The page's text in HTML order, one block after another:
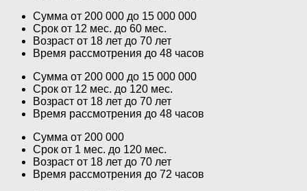
Сумма от 200 000 до 15 000 000
Срок от 12 мес. до 60 мес.
Возраст от 18 лет до 70 лет
Время рассмотрения до 48 часов
Сумма от 200 000 до 15 000 000
Срок от 12 мес. до 120 мес.
Возраст от 18 лет до 70 лет
Время рассмотрения до 48 часов
Сумма от 200 000
Срок от 1 мес. до 120 мес.
Возраст от 18 лет до 70 лет
Время рассмотрения до 72 часов